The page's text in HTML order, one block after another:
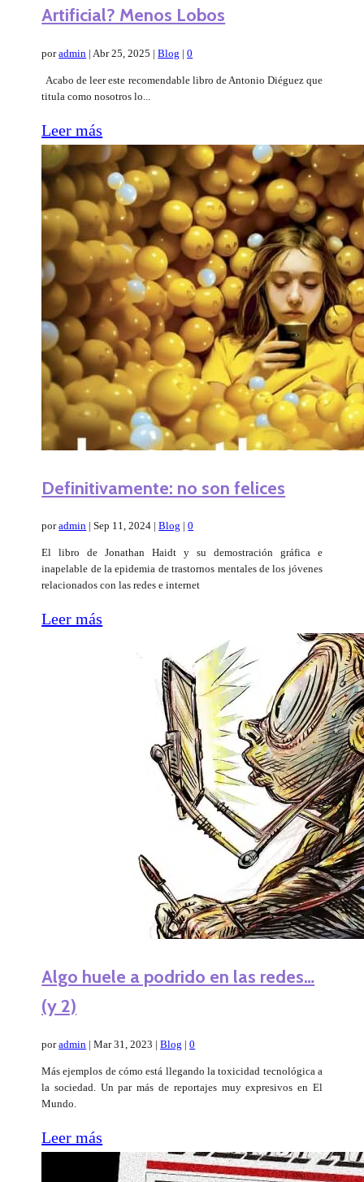
Artificial? Menos Lobos
poradmin | Abr 25, 2025 |Blog |0
Acabo de leer este recomendable libro de Antonio Diéguez que
titula como nosotros lo...
Leer más
Definitivamente: no son felices
poradmin |Sep 11, 2024 |Blog |0
El libro de Jonathan Haidt y su demostración gráfica e
inapelable de la epidemia de trastornos mentales de los jóvenes
relacionados con las redes e internet
Leer más
Algo huele a podrido en las redes…
(y 2)
poradmin |Mar 31, 2023 |Blog |0
Más ejemplos de cómo está llegando la toxicidad tecnológica a
la sociedad. Un par más de reportajes muy expresivos en El
Mundo.
Leer más